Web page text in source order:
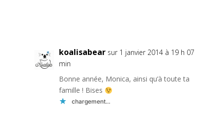
koalisabear sur 1 janvier 2014 à 19 h 07
min
Bonne année, Monica, ainsi qu’à toute ta
famille ! Bises
chargement…